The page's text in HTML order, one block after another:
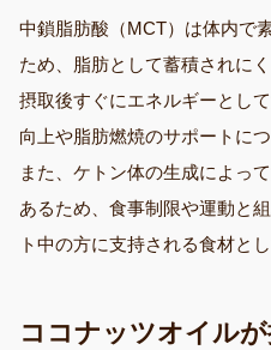
中鎖脂肪酸（MCT）は体内で
ため、脂肪として蓄積されに
摂取後すぐにエネルギーとし
向上や脂肪燃焼のサポートに
また、ケトン体の生成によっ
あるため、食事制限や運動と
ト中の方に支持される食材と
ココナッツオイル